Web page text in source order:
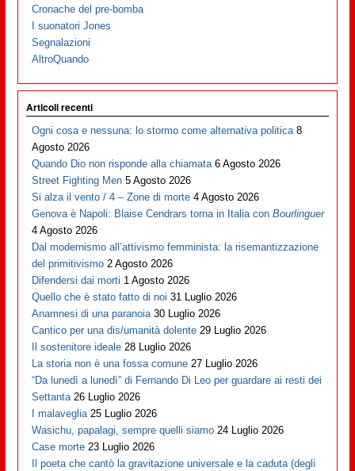
Cronache del pre-bomba
I suonatori Jones
Segnalazioni
AltroQuando
Articoli recenti
Ogni cosa e nessuna: lo stormo come alternativa politica 8
Agosto 2026
Quando Dio non risponde alla chiamata 6 Agosto 2026
Street Fighting Men 5 Agosto 2026
Si alza il vento / 4 – Zone di morte 4 Agosto 2026
Genova è Napoli: Blaise Cendrars torna in Italia conBourlinguer
4 Agosto 2026
Dal modernismo all’attivismo femminista: la risemantizzazione
del primitivismo 2 Agosto 2026
Difendersi dai morti 1 Agosto 2026
Quello che è stato fatto di noi 31 Luglio 2026
Anamnesi di una paranoia 30 Luglio 2026
Cantico per una dis/umanità dolente 29 Luglio 2026
Il sostenitore ideale 28 Luglio 2026
La storia non è una fossa comune 27 Luglio 2026
“Da lunedì a lunedì” di Fernando Di Leo per guardare ai resti dei
Settanta 26 Luglio 2026
I malaveglia 25 Luglio 2026
Wasichu, papalagi, sempre quelli siamo 24 Luglio 2026
Case morte 23 Luglio 2026
Il poeta che cantò la gravitazione universale e la caduta (degli